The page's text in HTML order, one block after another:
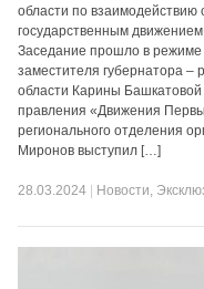
области по
государственным
Заседание прошло в
заместителя губернатора –
области Карины
правления «Движения
регионального отделения
Миронов выступил […]
28.03.2024 Новости,